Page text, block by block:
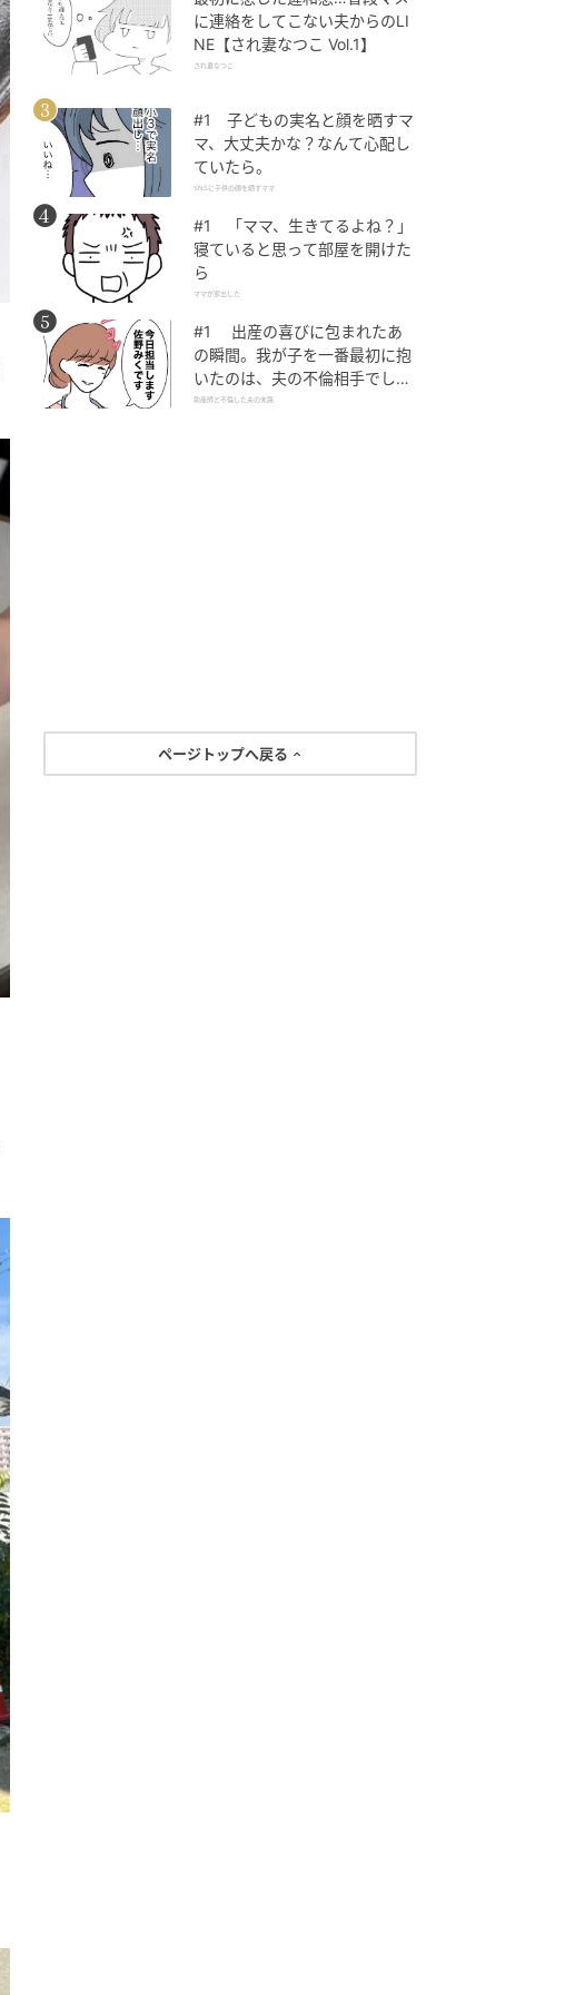
に連絡をしてこない夫からのLI
NE【され妻なつこ Vol.1】
され妻なつこ
#1 子どもの実名と顔を晒すマ
マ、大丈夫かな？なんて心配し
ていたら。
SNSに子供の顔を晒すママ
#1 「ママ、生きてるよね？」
寝ていると思って部屋を開けた
ら
ママが家出した
#1 出産の喜びに包まれたあ
の瞬間。我が子を一番最初に抱
いたのは、夫の不倫相手でし
た。
助産師と不倫した夫の末路
ページトップへ戻る